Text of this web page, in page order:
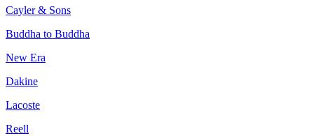
Cayler & Sons
Buddha to Buddha
New Era
Dakine
Lacoste
Reell